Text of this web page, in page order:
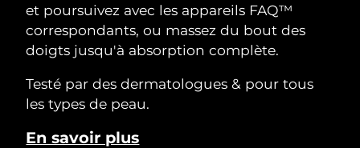
et poursuivez avec les appareils FAQ™
correspondants, ou massez du bout des
doigts jusqu'à absorption complète.
Testé par des dermatologues & pour tous
les types de peau.
En savoir plus